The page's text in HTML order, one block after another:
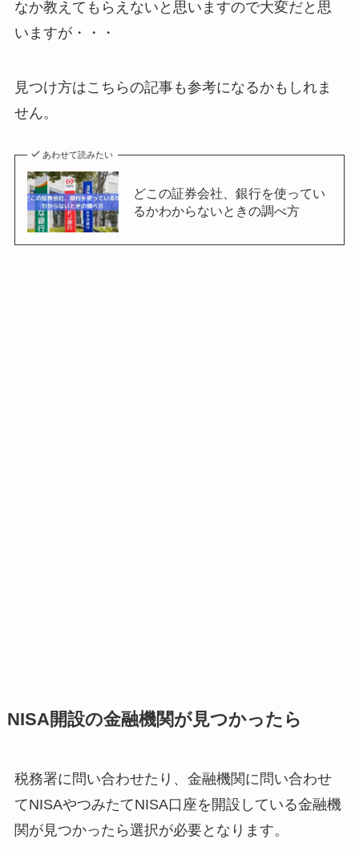
なか教えてもらえないと思いますので大変だと思
いますが・・・
見つけ方はこちらの記事も参考になるかもしれま
せん。
あわせて読みたい
どこの証券会社、銀行を使ってい
るかわからないときの調べ方
NISA開設の金融機関が見つかったら
税務署に問い合わせたり、金融機関に問い合わせ
てNISAやつみたてNISA口座を開設している金融機
関が見つかったら選択が必要となります。